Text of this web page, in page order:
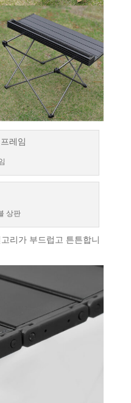
상판
리가 부드럽고 튼튼합니